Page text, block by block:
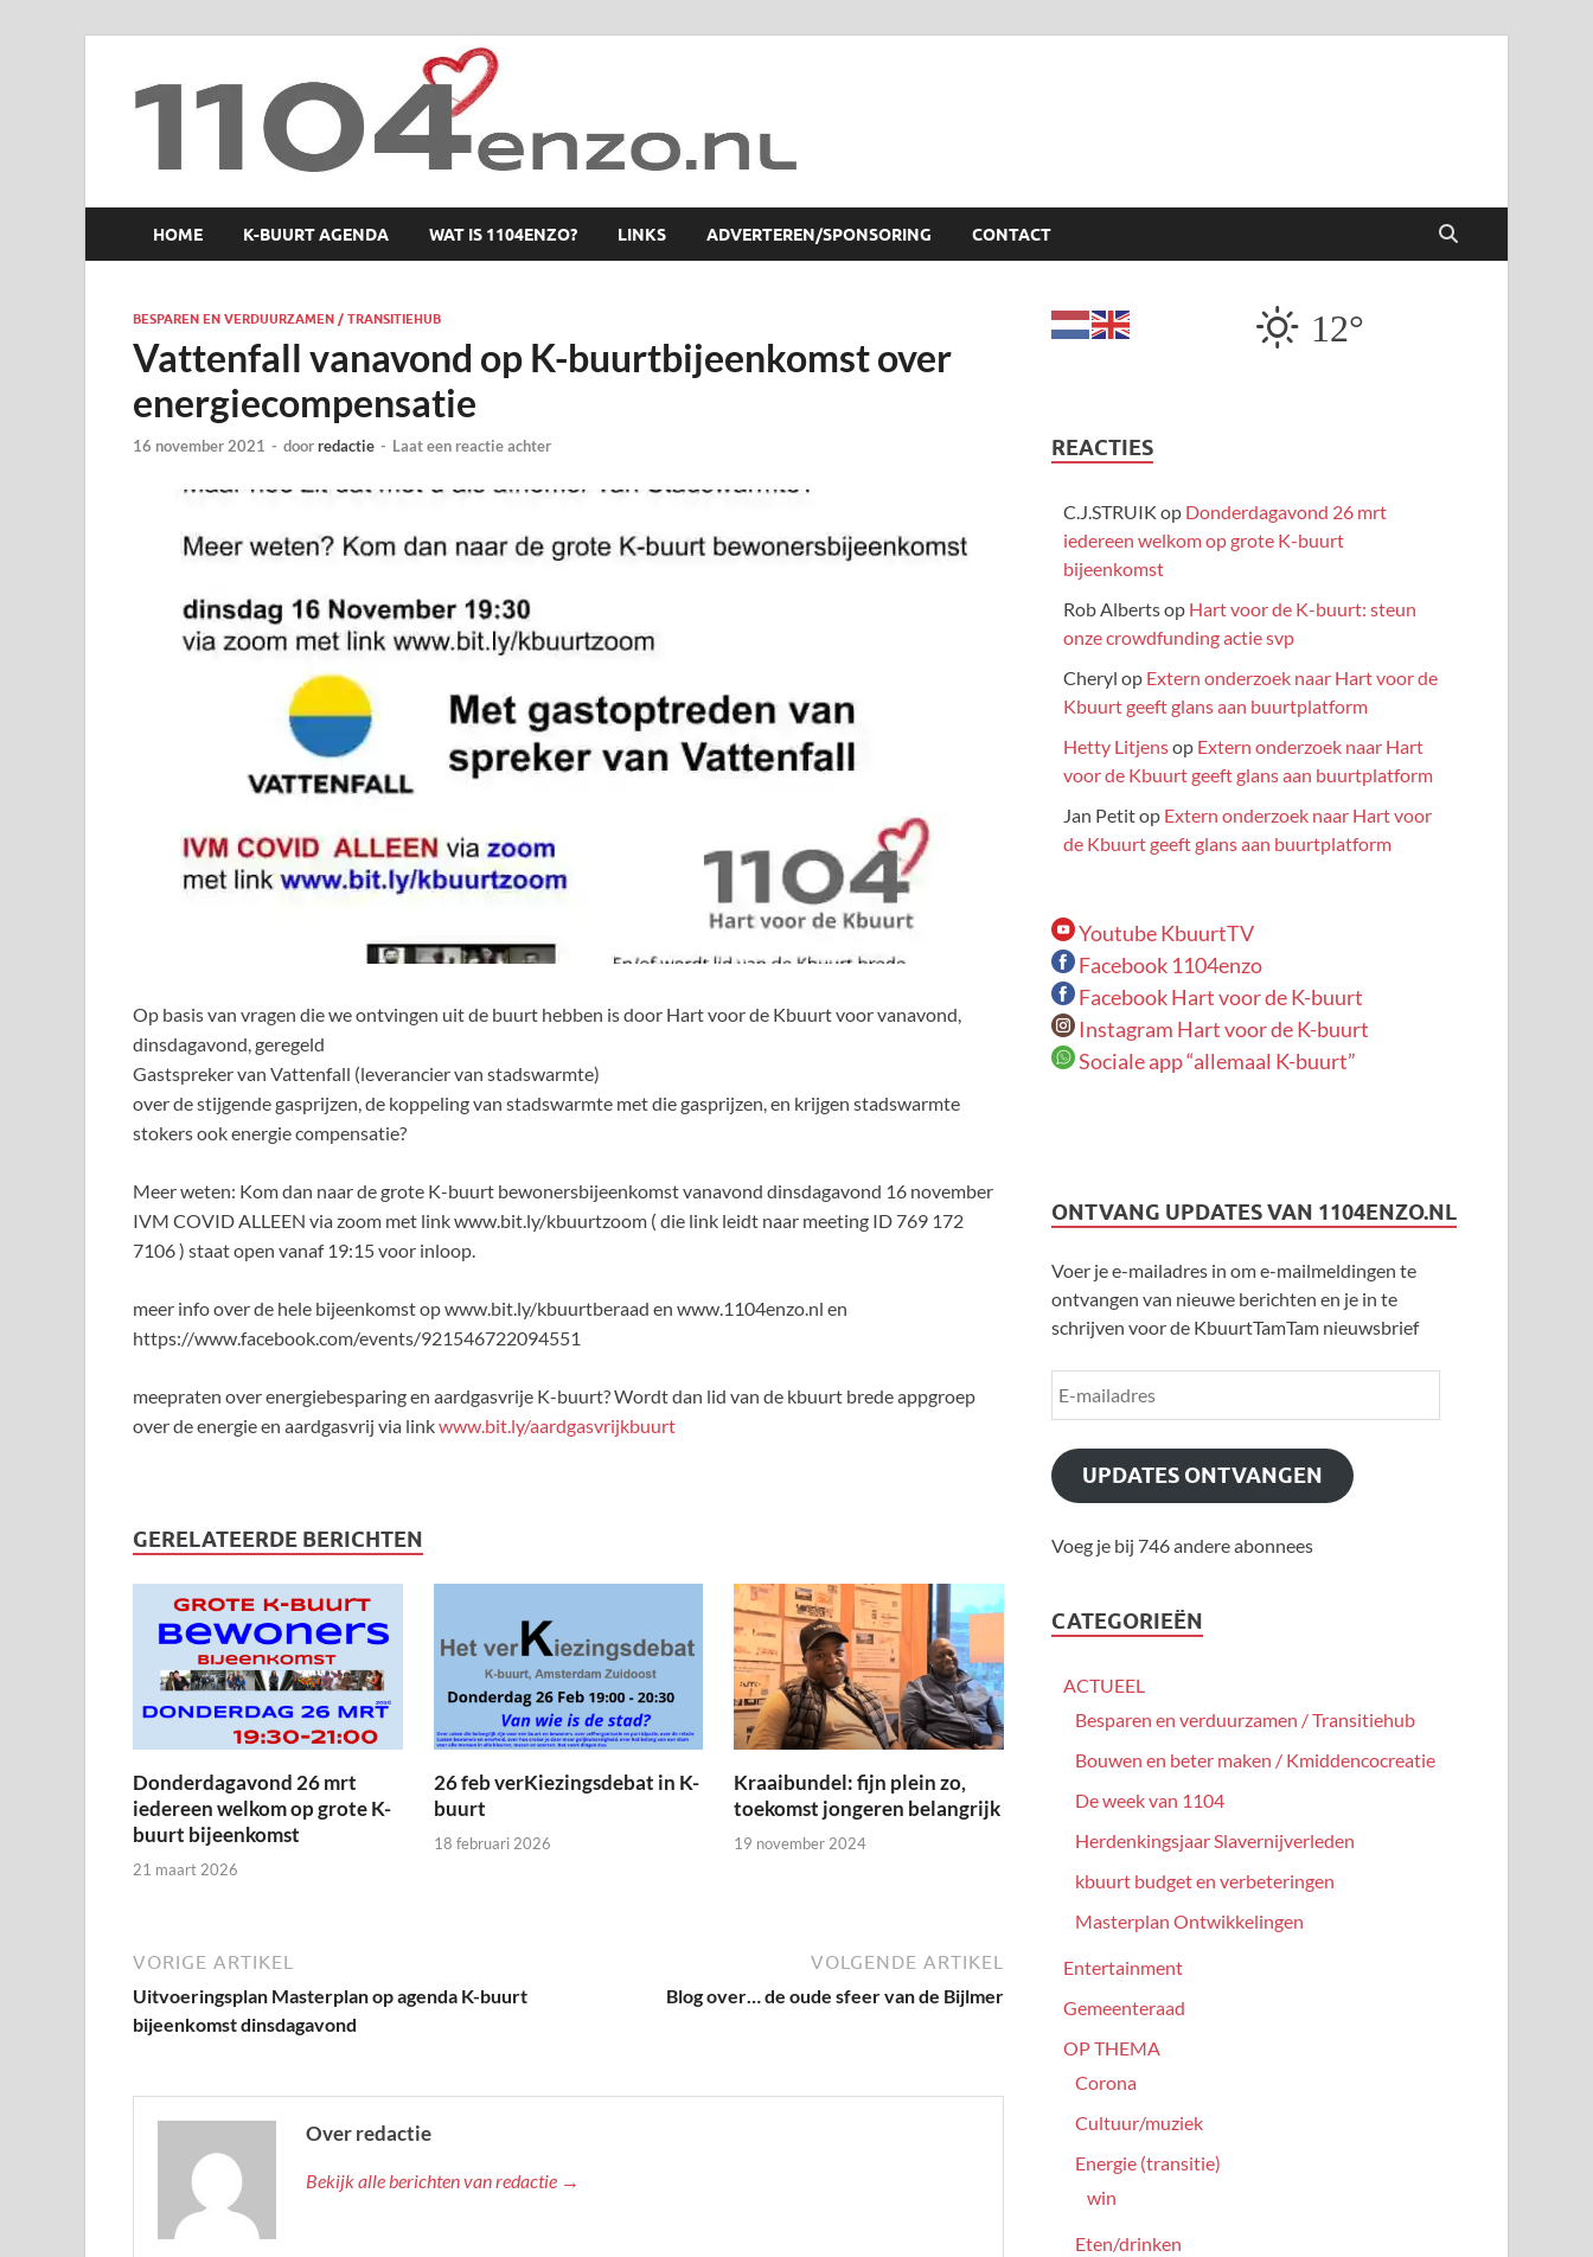
1104 en zo
HOME K-BUURT AGENDA WAT IS 1104ENZO? LINKS ADVERTEREN/SPONSORING CONTACT
BESPAREN EN VERDUURZAMEN / TRANSITIEHUB
Vattenfall vanavond op K-buurtbijeenkomst over
energiecompensatie
16 november 2021 - doorredactie - Laat een reactie achter
Op basis van vragen die we ontvingen uit de buurt hebben is door Hart voor de Kbuurt voor vanavond,
dinsdagavond, geregeld
Gastspreker van Vattenfall (leverancier van stadswarmte)
over de stijgende gasprijzen, de koppeling van stadswarmte met die gasprijzen, en krijgen stadswarmte
stokers ook energie compensatie?
Meer weten: Kom dan naar de grote K-buurt bewonersbijeenkomst vanavond dinsdagavond 16 november
IVM COVID ALLEEN via zoom met link www.bit.ly/kbuurtzoom ( die link leidt naar meeting ID 769 172
7106 ) staat open vanaf 19:15 voor inloop.
meer info over de hele bijeenkomst op www.bit.ly/kbuurtberaad en www.1104enzo.nl en
https://www.facebook.com/events/921546722094551
meepraten over energiebesparing en aardgasvrije K-buurt? Wordt dan lid van de kbuurt brede appgroep
over de energie en aardgasvrij via linkwww.bit.ly/aardgasvrijkbuurt
GERELATEERDE BERICHTEN
Donderdagavond 26 mrt
iedereen welkom op grote K-
buurt bijeenkomst
21 maart 2026
26 feb verKiezingsdebat in K-
buurt
18 februari 2026
Kraaibundel: fijn plein zo,
toekomst jongeren belangrijk
19 november 2024
VORIGE ARTIKEL
Uitvoeringsplan Masterplan op agenda K-buurt
bijeenkomst dinsdagavond
VOLGENDE ARTIKEL
Blog over… de oude sfeer van de Bijlmer
Over redactie
Bekijk alle berichten van redactie →
12°
REACTIES
C.J.STRUIK op Donderdagavond 26 mrt
iedereen welkom op grote K-buurt
bijeenkomst
Rob Albertsop Hart voor de K-buurt: steun
onze crowdfunding actie svp
Cheryl op Extern onderzoek naar Hart voor de
Kbuurt geeft glans aan buurtplatform
Hetty Litjensop Extern onderzoek naar Hart
voor de Kbuurt geeft glans aan buurtplatform
Jan Petitop Extern onderzoek naar Hart voor
de Kbuurt geeft glans aan buurtplatform
Youtube KbuurtTV
Facebook 1104enzo
Facebook Hart voor de K-buurt
Instagram Hart voor de K-buurt
Sociale app “allemaal K-buurt”
ONTVANG UPDATES VAN 1104ENZO.NL
Voer je e-mailadres in om e-mailmeldingen te
ontvangen van nieuwe berichten en je in te
schrijven voor de KbuurtTamTam nieuwsbrief
UPDATES ONTVANGEN
Voeg je bij 746 andere abonnees
CATEGORIEËN
ACTUEEL
Besparen en verduurzamen / Transitiehub
Bouwen en beter maken / Kmiddencocreatie
De week van 1104
Herdenkingsjaar Slavernijverleden
kbuurt budget en verbeteringen
Masterplan Ontwikkelingen
Entertainment
Gemeenteraad
OP THEMA
Corona
Cultuur/muziek
Energie (transitie)
win
Eten/drinken